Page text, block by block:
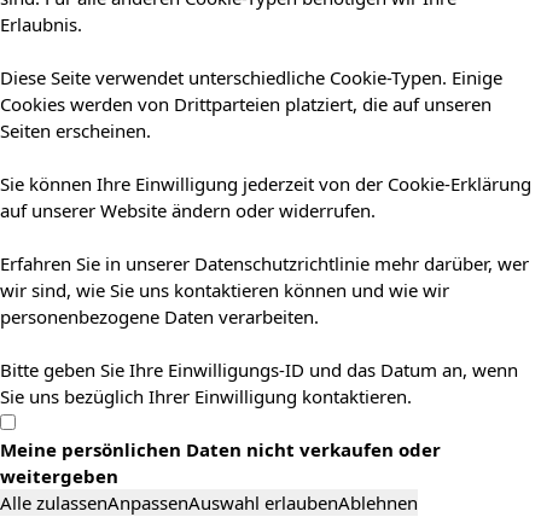
Erlaubnis.
Diese Seite verwendet unterschiedliche Cookie-Typen. Einige
Cookies werden von Drittparteien platziert, die auf unseren
Seiten erscheinen.
Sie können Ihre Einwilligung jederzeit von der Cookie-Erklärung
auf unserer Website ändern oder widerrufen.
Erfahren Sie in unserer Datenschutzrichtlinie mehr darüber, wer
wir sind, wie Sie uns kontaktieren können und wie wir
personenbezogene Daten verarbeiten.
Bitte geben Sie Ihre Einwilligungs-ID und das Datum an, wenn
Sie uns bezüglich Ihrer Einwilligung kontaktieren.
Meine persönlichen Daten nicht verkaufen oder
weitergeben
Alle zulassenAnpassenAuswahl erlaubenAblehnen